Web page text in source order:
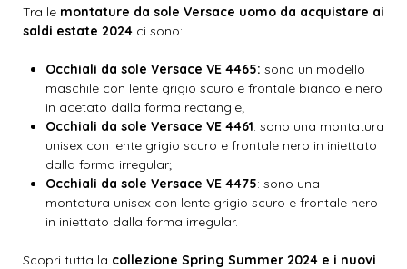
Tra le montature da sole Versace uomo da acquistare ai
saldi estate 2024 ci sono:
Occhiali da sole Versace VE 4465: sono un modello
maschile con lente grigio scuro e frontale bianco e nero
in acetato dalla forma rectangle;
Occhiali da sole Versace VE 4461: sono una montatura
unisex con lente grigio scuro e frontale nero in iniettato
dalla forma irregular;
Occhiali da sole Versace VE 4475: sono una
montatura unisex con lente grigio scuro e frontale nero
in iniettato dalla forma irregular.
Scopri tutta la collezione Spring Summer 2024 e i nuovi